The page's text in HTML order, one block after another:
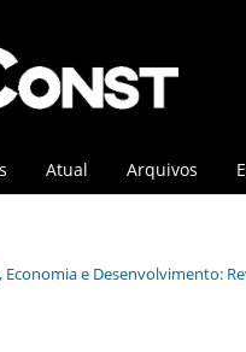
Atual Arquivos
Economia e Desenvolvimento: